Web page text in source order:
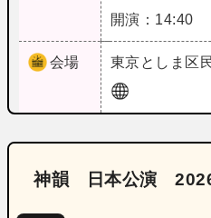
開演：14:40
会場 東京としま区
神韻 日本公演 2026